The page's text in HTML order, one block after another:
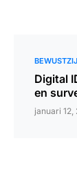
Digital
en
januari 12,